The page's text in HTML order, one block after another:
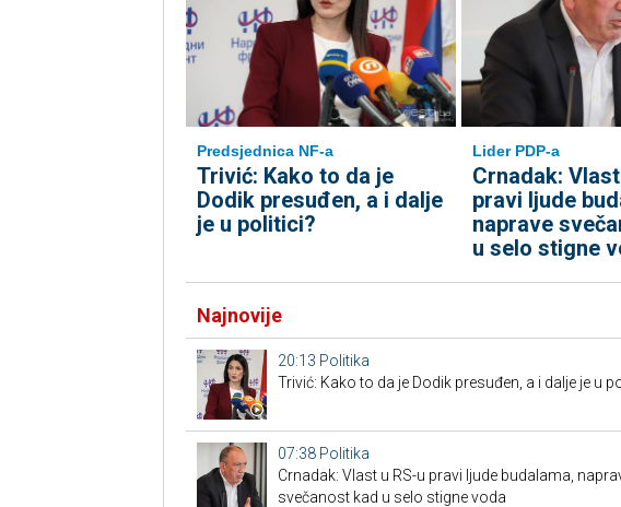
Predsjednica NF-a
Trivić: Kako to da je
Dodik presuđen, a i dalje
je u politici?
Lider PDP-a
Crnadak:
pravi ljude
naprave
u selo stigne
Najnovije
20:13 Politika
Trivić: Kako to da je Dodik presuđen, a i dalje je u
07:38 Politika
Crnadak: Vlast u RS-u pravi ljude budalama,
svečanost kad u selo stigne voda